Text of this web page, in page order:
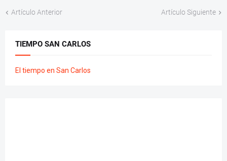
Artículo Anterior Artículo Siguiente
TIEMPO SAN CARLOS
El tiempo en San Carlos